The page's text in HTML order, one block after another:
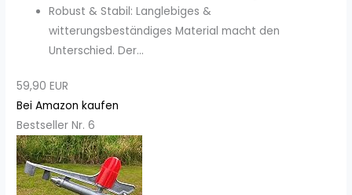
Robust & Stabil: Langlebiges &
witterungsbeständiges Material macht den
Unterschied. Der...
59,90 EUR
Bei Amazon kaufen
Bestseller Nr. 6